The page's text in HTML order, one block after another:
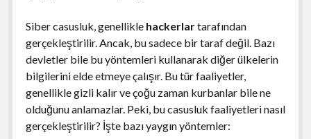
Siber casusluk, genellikle hackerlartarafından
gerçekleştirilir. Ancak, bu sadece bir taraf değil. Bazı
devletler bile bu yöntemleri kullanarak diğer ülkelerin
bilgilerini elde etmeye çalışır. Bu tür faaliyetler,
genellikle gizli kalır ve çoğu zaman kurbanlar bile ne
olduğunu anlamazlar. Peki, bu casusluk faaliyetleri nasıl
gerçekleştirilir? İşte bazı yaygın yöntemler: